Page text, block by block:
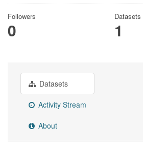
Followers
0
Datasets
1
Datasets
Activity Stream
About